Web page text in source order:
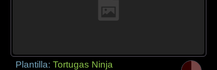
Plantilla:Tortugas Ninja